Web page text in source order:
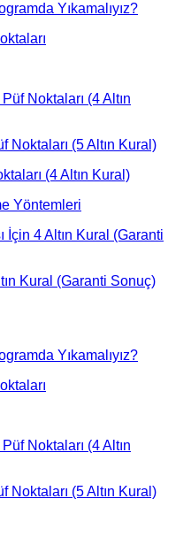
Yıkamalıyız?
Noktaları (4 Altın
Noktaları (5 Altın Kural)
(4 Altın Kural)
Yöntemleri
İçin 4 Altın Kural (Garanti
Kural (Garanti Sonuç)
Yıkamalıyız?
Noktaları (4 Altın
Noktaları (5 Altın Kural)